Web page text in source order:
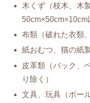
木くず（枝木、木
50cm×50cm×10cm
布類（破れた衣類
紙おむつ、猫の紙
皮革類（バック、
り除く）
文具、玩具（ボー